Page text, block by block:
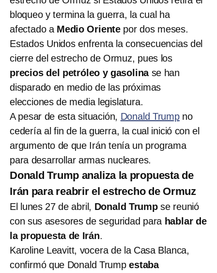
bloqueo y termina la guerra, la cual ha
afectado a Medio Oriente por dos meses.
Estados Unidos enfrenta la consecuencias del
cierre del estrecho de Ormuz, pues los
precios del petróleo y gasolinase han
disparado en medio de las próximas
elecciones de media legislatura.
A pesar de esta situación, Donald Trumpno
cedería al fin de la guerra, la cual inició con el
argumento de que Irán tenía un programa
para desarrollar armas nucleares.
Donald Trump analiza la propuesta de
Irán para reabrir el estrecho de Ormuz
El lunes 27 de abril, Donald Trumpse reunió
con sus asesores de seguridad para hablar de
la propuesta de Irán.
Karoline Leavitt, vocera de la Casa Blanca,
confirmó que Donald Trumpestaba